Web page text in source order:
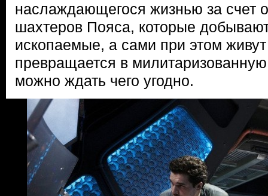
наслаждающегося жизнью за счет
шахтеров Пояса, которые
ископаемые, а сами при этом
превращается в
можно ждать чего угодно.